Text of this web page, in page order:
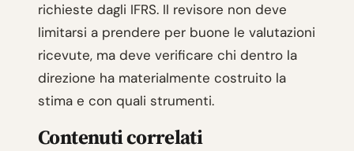
richieste dagli IFRS. Il revisore non deve
limitarsi a prendere per buone le valutazioni
ricevute, ma deve verificare chi dentro la
direzione ha materialmente costruito la
stima e con quali strumenti.
Contenuti correlati